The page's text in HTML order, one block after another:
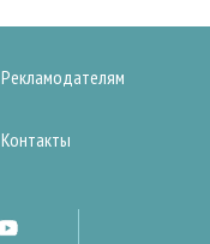
Рекламодателям
Контакты